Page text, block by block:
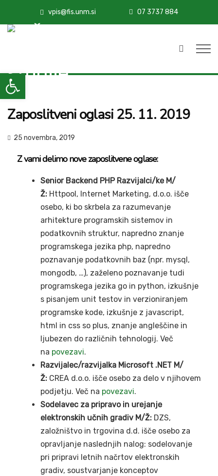
vpis@fis.unm.si 07 3737 884
Zaposlitveni oglasi 25. 11. 2019
25 novembra, 2019
Z vami delimo nove zaposlitvene oglase:
Senior Backend PHP Razvijalci/ke M/
Ž: Httpool, Internet Marketing, d.o.o. išče
osebo, ki bo skrbela za razumevanje
arhitekture programskih sistemov in
podatkovnih struktur, napredno znanje
programskega jezika php, napredno
poznavanje podatkovnih baz (npr. mysql,
mongodb, …), zaželeno poznavanje tudi
programskega jezika go in python, izkušnje
s pisanjem unit testov in verzioniranjem
programske kode, izkušnje z javascript,
html in css so plus, znanje angleščine in
ljubezen do različnih tehnologij. Več
na povezavi.
Razvijalec/razvijalka Microsoft .NET M/
Ž: CREA d.o.o. išče osebo za delo v njihovem
podjetju. Več na povezavi.
Sodelavec za pripravo in urejanje
elektronskih učnih gradiv M/Ž: DZS,
založništvo in trgovina d.d. išče osebo za
opravljanje naslednjih nalog: sodelovanje
pri pripravi letnih načrtov elektronskih
gradiv, soustvarjanje konceptov
Open toolbar